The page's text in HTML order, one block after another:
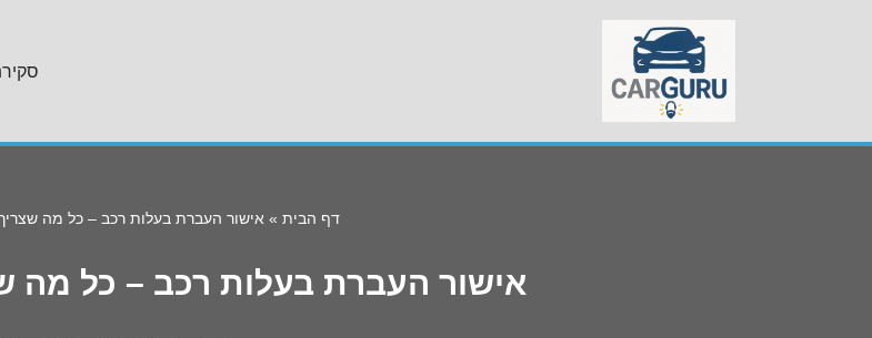
דף הבית » אישור העברת בעלות רכב – כל מה
אישור העברת בעלות רכב – כל מה